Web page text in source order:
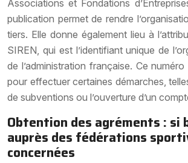
Associations et Fondations
publication permet de rendre
tiers. Elle donne également lieu à
SIREN, qui est l’identifiant unique de
de l’administration française. Ce
pour effectuer certaines démarches,
de subventions ou l’ouverture d’un
Obtention des agréments : si
auprès des fédérations
concernées